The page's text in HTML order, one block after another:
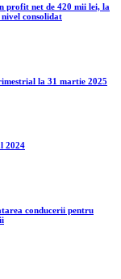
profit net de 420 mii lei, la
consolidat
la 31 martie 2025
2024
conducerii pentru